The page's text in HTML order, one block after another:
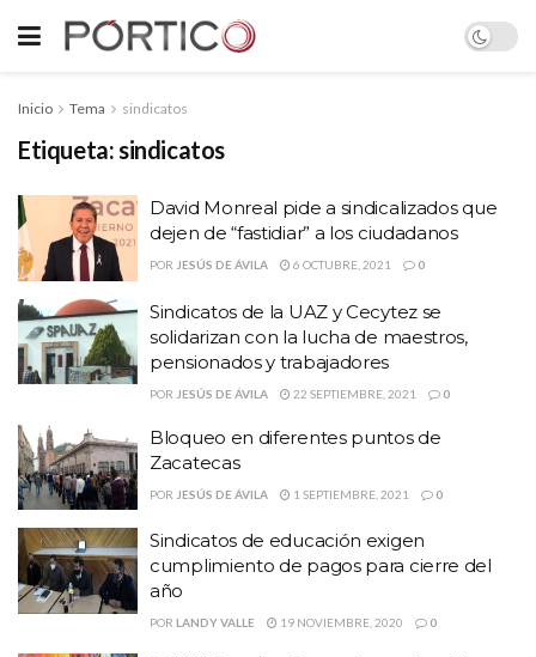
Inicio Tema sindicatos
Etiqueta:sindicatos
David Monreal pide a sindicalizados que
dejen de “fastidiar” a los ciudadanos
POR JESÚS DE ÁVILA 6 OCTUBRE, 2021 0
Sindicatos de la UAZ y Cecytez se
solidarizan con la lucha de maestros,
pensionados y trabajadores
POR JESÚS DE ÁVILA 22 SEPTIEMBRE, 2021 0
Bloqueo en diferentes puntos de
Zacatecas
POR JESÚS DE ÁVILA 1 SEPTIEMBRE, 2021 0
Sindicatos de educación exigen
cumplimiento de pagos para cierre del
año
POR LANDY VALLE 19 NOVIEMBRE, 2020 0